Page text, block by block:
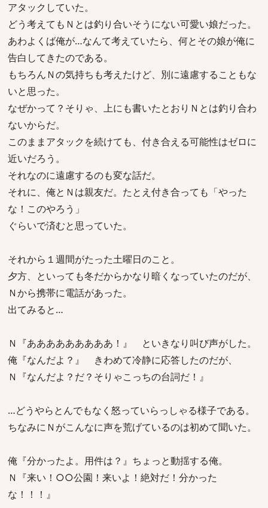
アタックしていた。
どう考えてもＮとは釣り合いそうにない可愛い娘だった。
あわよくば俺が…なんて考えていたら、何とその娘が俺に
告白してきたのである。
もちろんＮの気持ちも考えたけど、別に遠慮することもな
いと思った。
なぜかって？そりゃ、上にも書いたとおりＮとは釣り合わ
ないからだ。
このままアタックを続けても、付き合える可能性はゼロに
近いだろう。
それなのに遠慮するのも変な話だ。
それに、俺とＮは親友だ。たとえ付き合っても「やった
な！このやろう」
ぐらいで済むと思っていた。
それから１週間がたった土曜日のこと。
夕方、といっても冬だからかなり暗くなっていたのだが、
Ｎから携帯に電話があった。
出てみると…
Ｎ『あああああああああ！』 といきなり叫び声がした。
俺『なんだよ？』 きわめて冷静に応答したのだが、
Ｎ『なんだよ？だ？そりゃこっちの台詞だ！』
…どうやらとんでもなく怒っていらっしゃる様子である。
ちなみにＮがこんなに声を荒げているのは初めて聞いた。
俺『分かったよ。用件は？』ちょっと動揺する俺。
Ｎ『来い！○○公園！来いよ！絶対だ！分かった
な！！！』